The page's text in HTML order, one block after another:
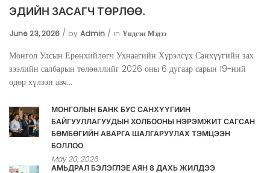
ЭДИЙН ЗАСАГЧ ТӨРЛӨӨ.
June 23, 2026 by Admin in Үндсэн Мэдээ
Монгол Улсын Ерөнхийлөгч Ухнаагийн Хүрэлсүх Санхүүгийн зах
зээлийн салбарын төлөөллийг 2026 оны 6 дугаар сарын 19-ний
өдөр хүлээн авч...
МОНГОЛЫН БАНК БУС САНХҮҮГИЙН
БАЙГУУЛЛАГУУДЫН ХОЛБООНЫ НЭРЭМЖИТ САГСАН
БӨМБӨГИЙН АВАРГА ШАЛГАРУУЛАХ ТЭМЦЭЭН
БОЛЛОО
May 20, 2026
АМЬДРАЛ БЭЛЭГЛЭЕ АЯН 8 ДАХЬ ЖИЛДЭЭ